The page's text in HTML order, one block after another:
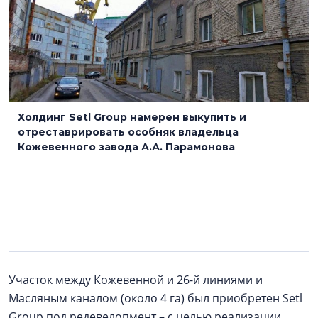
Холдинг Setl Group намерен выкупить и
отреставрировать особняк владельца
Кожевенного завода А.А. Парамонова
Участок между Кожевенной и 26-й линиями и
Масляным каналом (около 4 га) был приобретен Setl